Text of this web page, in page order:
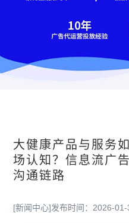
大健康产品与服务
场认知？信息流广
沟通链路
[新闻中心]发布时间：2026-01-